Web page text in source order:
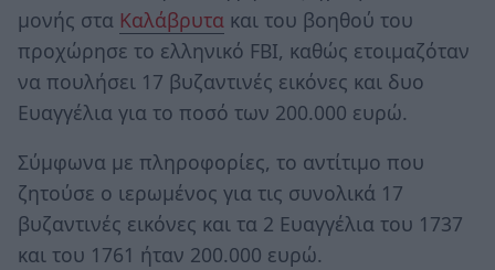
μονής στα Καλάβρυτα και του βοηθού του
προχώρησε το ελληνικό FBI, καθώς ετοιμαζόταν
να πουλήσει 17 βυζαντινές εικόνες και δυο
Ευαγγέλια για το ποσό των 200.000 ευρώ.
Σύμφωνα με πληροφορίες, το αντίτιμο που
ζητούσε ο ιερωμένος για τις συνολικά 17
βυζαντινές εικόνες και τα 2 Ευαγγέλια του 1737
και του 1761 ήταν 200.000 ευρώ.